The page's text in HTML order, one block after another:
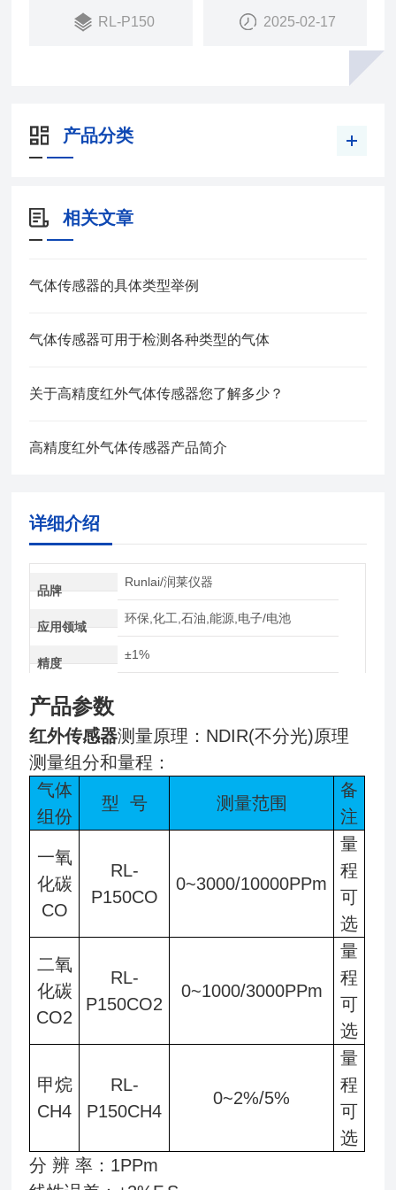
RL-P150 2025-02-17
产品分类
相关文章
气体传感器的具体类型举例
气体传感器可用于检测各种类型的气体
关于高精度红外气体传感器您了解多少？
高精度红外气体传感器产品简介
详细介绍
品牌
Runlai/润莱仪器
应用领域
环保,化工,石油,能源,电子/电池
精度
±1%
产品参数
红外传感器测量原理：NDIR(不分光)原理
测量组分和量程：
气体
组份
型 号 测量范围
备
注
一氧
化碳
CO
RL-
P150CO
0~3000/10000PPm
量
程
可
选
二氧
化碳
CO2
RL-
P150CO2
0~1000/3000PPm
量
程
可
选
甲烷
CH4
RL-
P150CH4
0~2%/5%
量
程
可
选
分 辨 率：1PPm